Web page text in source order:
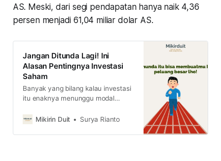
AS. Meski, dari segi pendapatan hanya naik 4,36
persen menjadi 61,04 miliar dolar AS.
Jangan Ditunda Lagi! Ini
Alasan Pentingnya Investasi
Saham
Banyak yang bilang kalau investasi
itu enaknya menunggu modal
Berikut ini alasan kenapa kamu
Mikirin Duit Surya Rianto